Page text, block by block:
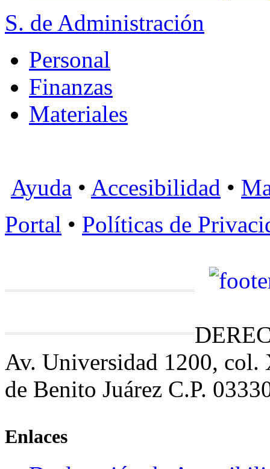
S. de Administración
Personal
Finanzas
Materiales
Ayuda • Accesibilidad •
Portal • Políticas de
Av. Universidad 1200,
de Benito Juárez C.P.
Enlaces